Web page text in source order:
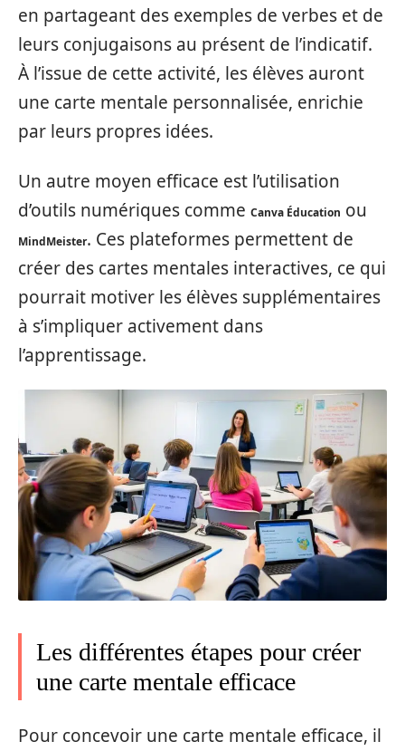
en partageant des exemples de verbes et de
leurs conjugaisons au présent de l’indicatif.
À l’issue de cette activité, les élèves auront
une carte mentale personnalisée, enrichie
par leurs propres idées.
Un autre moyen efficace est l’utilisation
d’outils numériques comme Canva Éducation ou
MindMeister. Ces plateformes permettent de
créer des cartes mentales interactives, ce qui
pourrait motiver les élèves supplémentaires
à s’impliquer activement dans
l’apprentissage.
Les différentes étapes pour créer
une carte mentale efficace
Pour concevoir une carte mentale efficace, il